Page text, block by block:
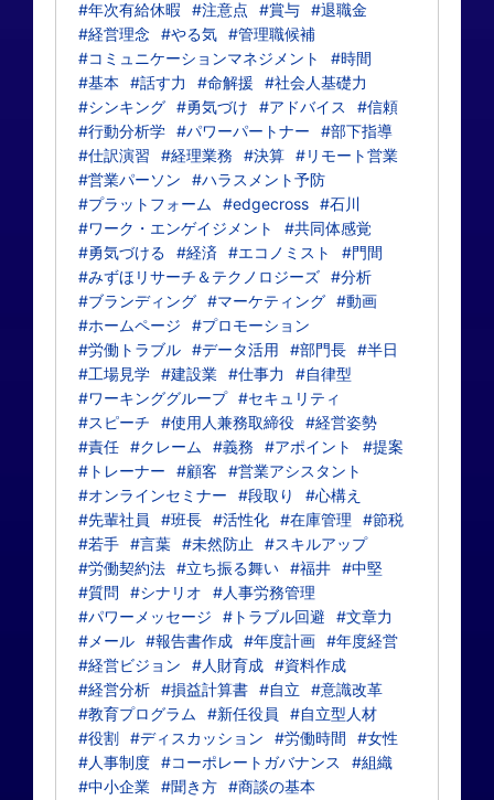
#年次有給休暇
#注意点 #賞与 #退職金
#経営理念 #やる気 #管理職候補
#コミュニケーションマネジメント
#時間
#基本
#話す力 #命解援
#社会人基礎力
#シンキング #勇気づけ #アドバイス
#信頼
#行動分析学 #パワーパートナー
#部下指導
#仕訳演習
#経理業務 #決算 #リモート営業
#営業パーソン
#ハラスメント予防
#プラットフォーム
#edgecross #石川
#ワーク・エンゲイジメント
#共同体感覚
#勇気づける
#経済 #エコノミスト
#門間
#みずほリサーチ＆テクノロジーズ #分析
#ブランディング #マーケティング #動画
#ホームページ
#プロモーション
#労働トラブル #データ活用 #部門長 #半日
#工場見学 #建設業 #仕事力
#自律型
#ワーキンググループ #セキュリティ
#スピーチ
#使用人兼務取締役 #経営姿勢
#責任 #クレーム #義務 #アポイント
#提案
#トレーナー
#顧客
#営業アシスタント
#オンラインセミナー
#段取り
#心構え
#先輩社員
#班長 #活性化 #在庫管理
#節税
#若手 #言葉 #未然防止
#スキルアップ
#労働契約法 #立ち振る舞い #福井 #中堅
#質問
#シナリオ
#人事労務管理
#パワーメッセージ
#トラブル回避
#文章力
#メール #報告書作成 #年度計画 #年度経営
#経営ビジョン
#人財育成 #資料作成
#経営分析 #損益計算書 #自立
#意識改革
#教育プログラム
#新任役員
#自立型人材
#役割 #ディスカッション #労働時間
#女性
#人事制度 #コーポレートガバナンス
#組織
#中小企業 #聞き方 #商談の基本